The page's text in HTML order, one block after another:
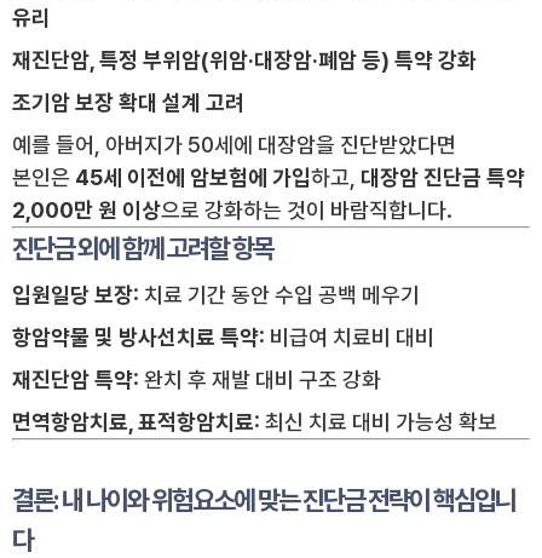
유리
재진단암, 특정 부위암(위암·대장암·폐암 등) 특약 강화
조기암 보장 확대 설계 고려
예를 들어, 아버지가 50세에 대장암을 진단받았다면
본인은 45세 이전에 암보험에 가입하고, 대장암 진단금 특약
2,000만 원 이상으로 강화하는 것이 바람직합니다.
진단금 외에 함께 고려할 항목
입원일당 보장: 치료 기간 동안 수입 공백 메우기
항암약물 및 방사선치료 특약: 비급여 치료비 대비
재진단암 특약: 완치 후 재발 대비 구조 강화
면역항암치료, 표적항암치료: 최신 치료 대비 가능성 확보
결론: 내 나이와 위험요소에 맞는 진단금 전략이 핵심입니
다